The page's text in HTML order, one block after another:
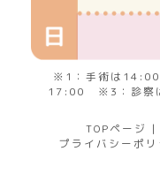
※1：手術は
17:00 ※3：診察
TOPページ |
プライバシーポリ